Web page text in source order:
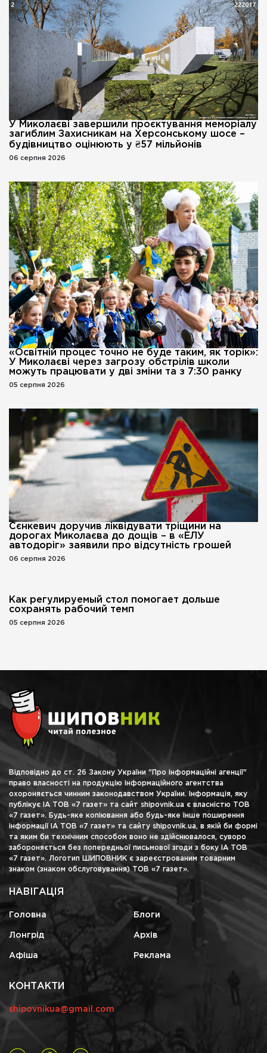
У Миколаєві завершили проєктування меморіалу
загиблим Захисникам на Херсонському шосе –
будівництво оцінюють у ₴57 мільйонів
06 серпня 2026
«Освітній процес точно не буде таким, як торік»:
У Миколаєві через загрозу обстрілів школи
можуть працювати у дві зміни та з 7:30 ранку
05 серпня 2026
Сєнкевич доручив ліквідувати тріщини на
дорогах Миколаєва до дощів – в «ЕЛУ
автодоріг» заявили про відсутність грошей
06 серпня 2026
Как регулируемый стол помогает дольше
сохранять рабочий темп
05 серпня 2026
Відповідно до ст. 26 Закону України "Про інформаційні агенції"
право власності на продукцію інформаційного агентства
охороняється чинним законодавством України. Інформація, яку
публікує ІА ТОВ «7 газет» та сайт shipovnik.ua є власністю ТОВ
«7 газет». Будь-яке копіювання або будь-яке інше поширення
інформації ІА ТОВ «7 газет» та сайту shipovnik.ua, в якій би формі
та яким би технічним способом воно не здійснювалося, суворо
забороняється без попередньої письмової згоди з боку ІА ТОВ
«7 газет». Логотип ШИПОВНИК є зареєстрованим товарним
знаком (знаком обслуговування) ТОВ «7 газет».
НАВІГАЦІЯ
Головна Блоги
Лонгрід Архів
Афіша Реклама
КОНТАКТИ
shipovnikua@gmail.com